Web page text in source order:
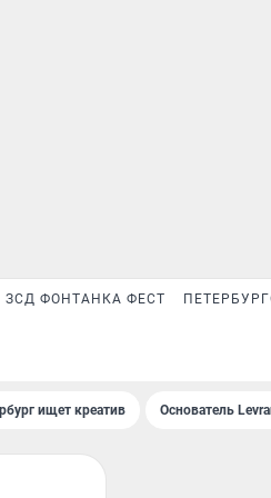
ЗСД ФОНТАНКА ФЕСТ
ищет креатив Основатель